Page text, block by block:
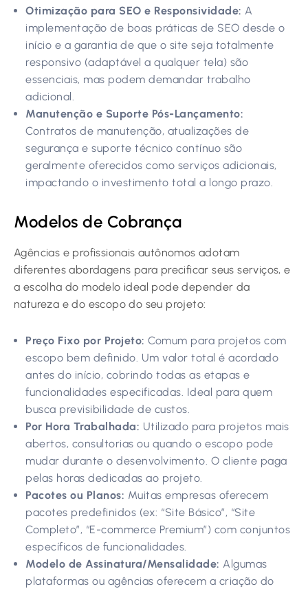
Otimização para SEO e Responsividade: A
implementação de boas práticas de SEO desde o
início e a garantia de que o site seja totalmente
responsivo (adaptável a qualquer tela) são
essenciais, mas podem demandar trabalho
adicional.
Manutenção e Suporte Pós-Lançamento:
Contratos de manutenção, atualizações de
segurança e suporte técnico contínuo são
geralmente oferecidos como serviços adicionais,
impactando o investimento total a longo prazo.
Modelos de Cobrança
Agências e profissionais autônomos adotam
diferentes abordagens para precificar seus serviços, e
a escolha do modelo ideal pode depender da
natureza e do escopo do seu projeto:
Preço Fixo por Projeto: Comum para projetos com
escopo bem definido. Um valor total é acordado
antes do início, cobrindo todas as etapas e
funcionalidades especificadas. Ideal para quem
busca previsibilidade de custos.
Por Hora Trabalhada: Utilizado para projetos mais
abertos, consultorias ou quando o escopo pode
mudar durante o desenvolvimento. O cliente paga
pelas horas dedicadas ao projeto.
Pacotes ou Planos: Muitas empresas oferecem
pacotes predefinidos (ex: “Site Básico”, “Site
Completo”, “E-commerce Premium”) com conjuntos
específicos de funcionalidades.
Modelo de Assinatura/Mensalidade: Algumas
plataformas ou agências oferecem a criação do